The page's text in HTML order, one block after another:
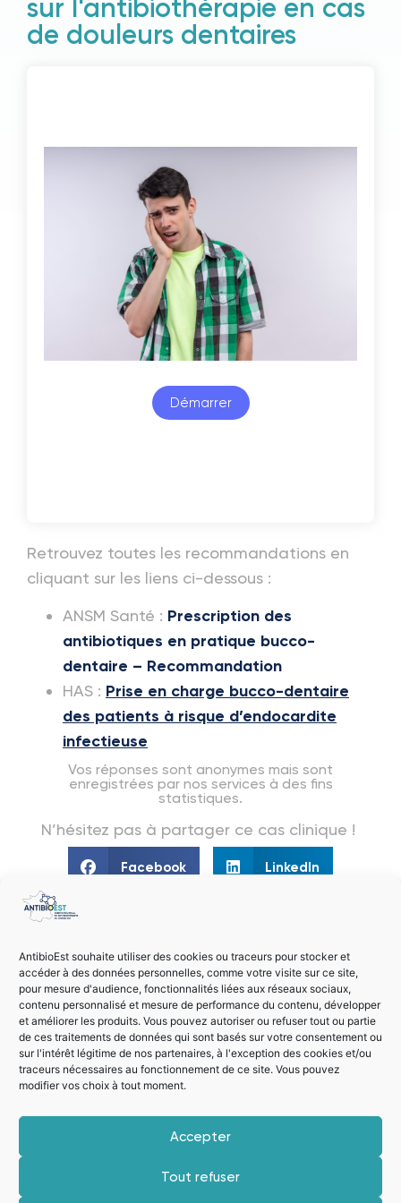
AntibioEst souhaite utiliser des cookies ou traceurs pour stocker et
accéder à des données personnelles, comme votre visite sur ce site,
pour mesure d'audience, fonctionnalités liées aux réseaux sociaux,
contenu personnalisé et mesure de performance du contenu, développer
et améliorer les produits. Vous pouvez autoriser ou refuser tout ou partie
de ces traitements de données qui sont basés sur votre consentement ou
sur l'intérêt légitime de nos partenaires, à l'exception des cookies et/ou
traceurs nécessaires au fonctionnement de ce site. Vous pouvez
modifier vos choix à tout moment.
Accepter
Tout refuser
sur l'antibiothérapie en cas
de douleurs dentaires
Retrouvez toutes les recommandations en
cliquant sur les liens ci-dessous :
ANSM Santé : Prescription des
antibiotiques en pratique bucco-
dentaire – Recommandation
HAS : Prise en charge bucco-dentaire
des patients à risque d’endocardite
infectieuse
Vos réponses sont anonymes mais sont
enregistrées par nos services à des fins
statistiques.
N’hésitez pas à partager ce cas clinique !
Facebook LinkedIn
PRÉCÉDENT
Télécharger l'application
Découvrez nos 3 guides
Antibiodentaire,
Antibioguide
et Antibioclic